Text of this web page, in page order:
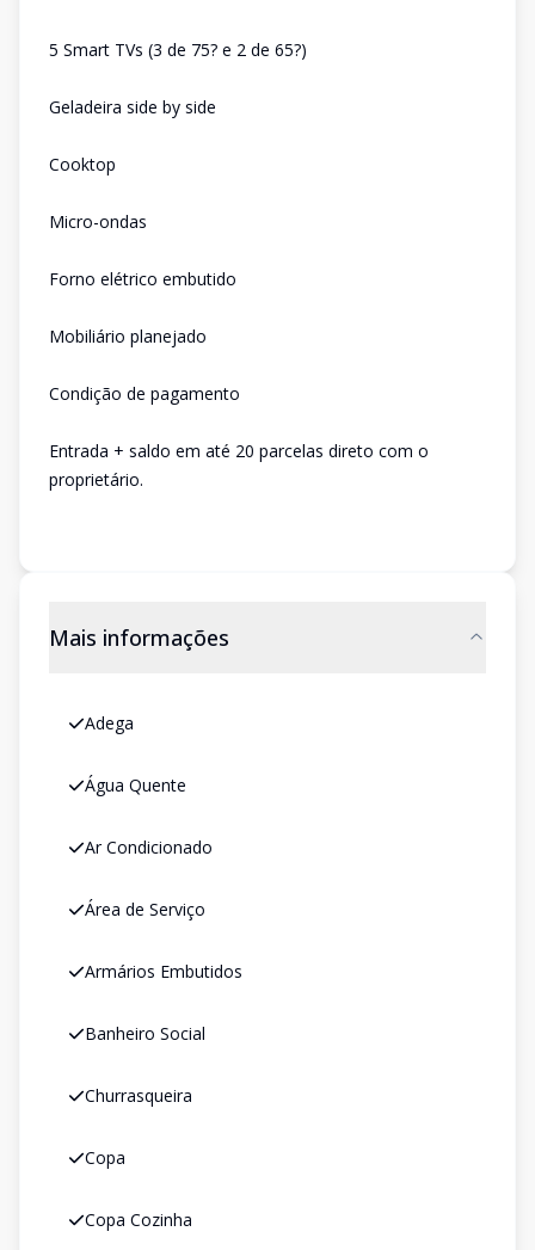
5 Smart TVs (3 de 75? e 2 de 65?)
Geladeira side by side
Cooktop
Micro-ondas
Forno elétrico embutido
Mobiliário planejado
Condição de pagamento
Entrada + saldo em até 20 parcelas direto com o
proprietário.
Mais informações
Adega
Água Quente
Ar Condicionado
Área de Serviço
Armários Embutidos
Banheiro Social
Churrasqueira
Copa
Copa Cozinha